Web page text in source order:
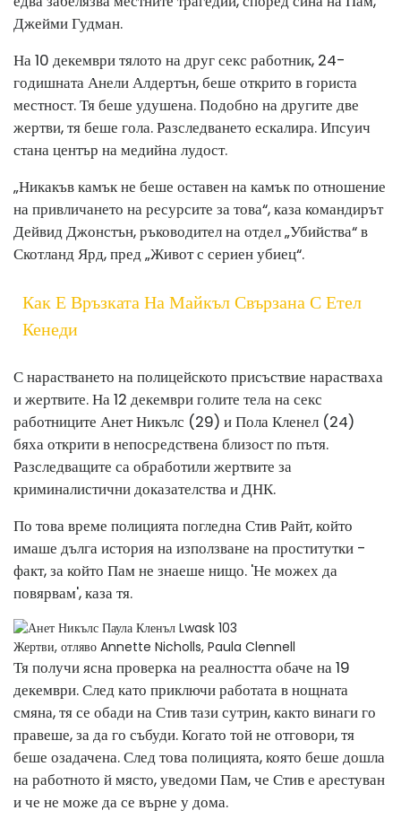
Джейми Гудман.
На 10 декември тялото на друг секс работник, 24-
годишната Анели Алдертън, беше открито в гориста
местност. Тя беше удушена. Подобно на другите две
жертви, тя беше гола. Разследването ескалира. Ипсуич
стана център на медийна лудост.
„Никакъв камък не беше оставен на камък по отношение
на привличането на ресурсите за това“, каза командирът
Дейвид Джонстън, ръководител на отдел „Убийства“ в
Скотланд Ярд, пред „Живот с сериен убиец“.
Как Е Връзката На Майкъл Свързана С Етел
Кенеди
С нарастването на полицейското присъствие нарастваха
и жертвите. На 12 декември голите тела на секс
работниците Анет Никълс (29) и Пола Кленел (24)
бяха открити в непосредствена близост по пътя.
Разследващите са обработили жертвите за
криминалистични доказателства и ДНК.
По това време полицията погледна Стив Райт, който
имаше дълга история на използване на проститутки -
факт, за който Пам не знаеше нищо. 'Не можех да
повярвам', каза тя.
Жертви, отляво Annette Nicholls, Paula Clennell
Тя получи ясна проверка на реалността обаче на 19
декември. След като приключи работата в нощната
смяна, тя се обади на Стив тази сутрин, както винаги го
правеше, за да го събуди. Когато той не отговори, тя
беше озадачена. След това полицията, която беше дошла
на работното й място, уведоми Пам, че Стив е арестуван
и че не може да се върне у дома.